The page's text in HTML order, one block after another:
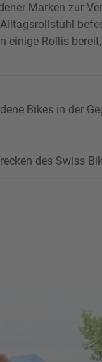
Marken zur
einige Rollis
Bikes in der
des Swiss